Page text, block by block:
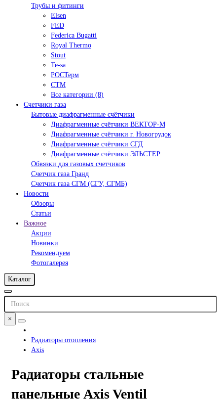
Трубы и фитинги
Elsen
FED
Federica Bugatti
Royal Thermo
Stout
Te-sa
РОСТерм
СТМ
Все категории (8)
Счетчики газа
Бытовые диафрагменные счётчики
Диафрагменные счётчики ВЕКТОР-М
Диафрагменные счётчики г. Новогрудок
Диафрагменные счётчики СГД
Диафрагменные счётчики ЭЛЬСТЕР
Обвязки для газовых счетчиков
Счетчик газа Гранд
Счетчик газа СГМ (СГУ, СГМБ)
Новости
Обзоры
Статьи
Важное
Акции
Новинки
Рекомендуем
Фотогалерея
Каталог
×
Радиаторы отопления
Axis
Радиаторы стальные
панельные Axis Ventil